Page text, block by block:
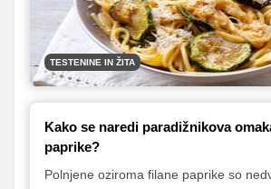
TESTENINE IN ŽITA
Kako se naredi paradižnikova
paprike?
Polnjene oziroma filane paprike so